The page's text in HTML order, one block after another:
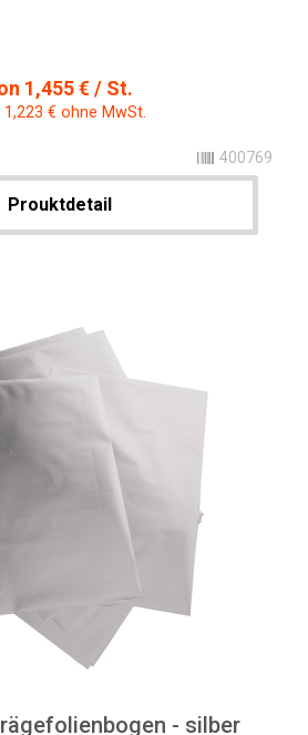
1,455 € / St.
1,223 € ohne MwSt.
400769
Prouktdetail
- silber